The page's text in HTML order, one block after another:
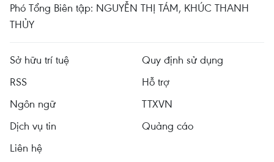
Phó Tổng Biên tập: NGUYỄN THỊ TÁM, KHÚC THANH
THỦY
Sở hữu trí tuệ
Quy định sử dụng
RSS
Hỗ trợ
Ngôn ngữ
TTXVN
Dịch vụ tin
Quảng cáo
Liên hệ